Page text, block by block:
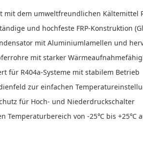
mit dem umweltfreundlichen Kältemittel
und hochfeste FRP-Konstruktion
mit Aluminiumlamellen und
mit starker
für R404a-Systeme mit stabilem Betrieb
zur einfachen
für Hoch- und Niederdruckschalter
Temperaturbereich von -25℃ bis +25℃